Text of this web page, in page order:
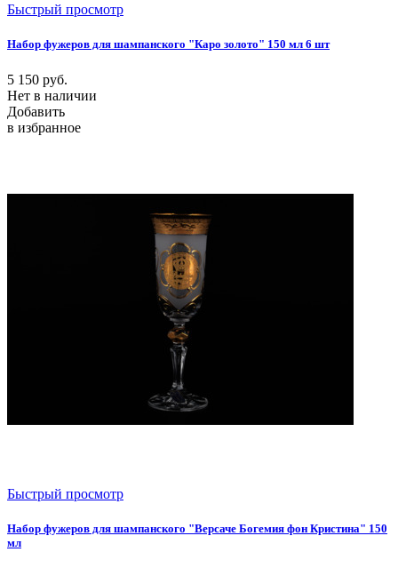
Быстрый просмотр
Набор фужеров для шампанского "Каро золото" 150 мл 6 шт
5 150 руб.
Нет в наличии
Добавить
в избранное
Быстрый просмотр
Набор фужеров для шампанского "Версаче Богемия фон Кристина" 150
мл